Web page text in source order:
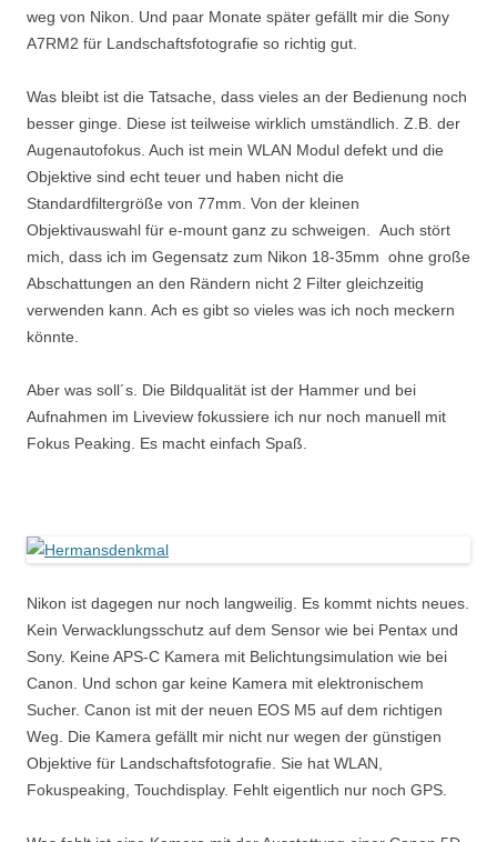
weg von Nikon. Und paar Monate später gefällt mir die Sony
A7RM2 für Landschaftsfotografie so richtig gut.
Was bleibt ist die Tatsache, dass vieles an der Bedienung noch
besser ginge. Diese ist teilweise wirklich umständlich. Z.B. der
Augenautofokus. Auch ist mein WLAN Modul defekt und die
Objektive sind echt teuer und haben nicht die
Standardfiltergröße von 77mm. Von der kleinen
Objektivauswahl für e-mount ganz zu schweigen. Auch stört
mich, dass ich im Gegensatz zum Nikon 18-35mm ohne große
Abschattungen an den Rändern nicht 2 Filter gleichzeitig
verwenden kann. Ach es gibt so vieles was ich noch meckern
könnte.
Aber was soll´s. Die Bildqualität ist der Hammer und bei
Aufnahmen im Liveview fokussiere ich nur noch manuell mit
Fokus Peaking. Es macht einfach Spaß.
Nikon ist dagegen nur noch langweilig. Es kommt nichts neues.
Kein Verwacklungsschutz auf dem Sensor wie bei Pentax und
Sony. Keine APS-C Kamera mit Belichtungsimulation wie bei
Canon. Und schon gar keine Kamera mit elektronischem
Sucher. Canon ist mit der neuen EOS M5 auf dem richtigen
Weg. Die Kamera gefällt mir nicht nur wegen der günstigen
Objektive für Landschaftsfotografie. Sie hat WLAN,
Fokuspeaking, Touchdisplay. Fehlt eigentlich nur noch GPS.